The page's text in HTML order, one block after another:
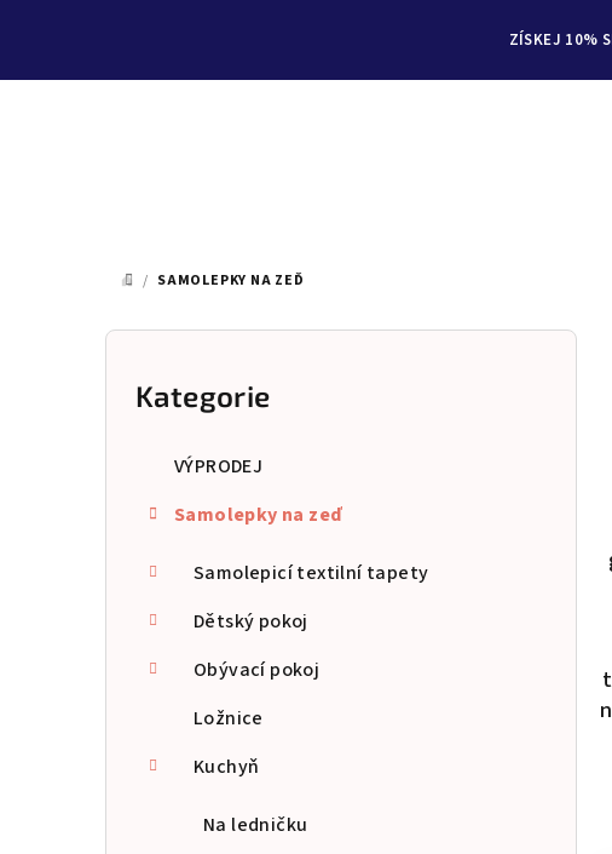
ZÍSKEJ 10%
DOMŮ
/ SAMOLEPKY NA ZEĎ
P
Přeskočit
kategorie
Kategorie
VÝPRODEJ
Samolepky na zeď
Samolepicí textilní tapety
Dětský pokoj
Obývací pokoj
Ložnice
Kuchyň
Na ledničku